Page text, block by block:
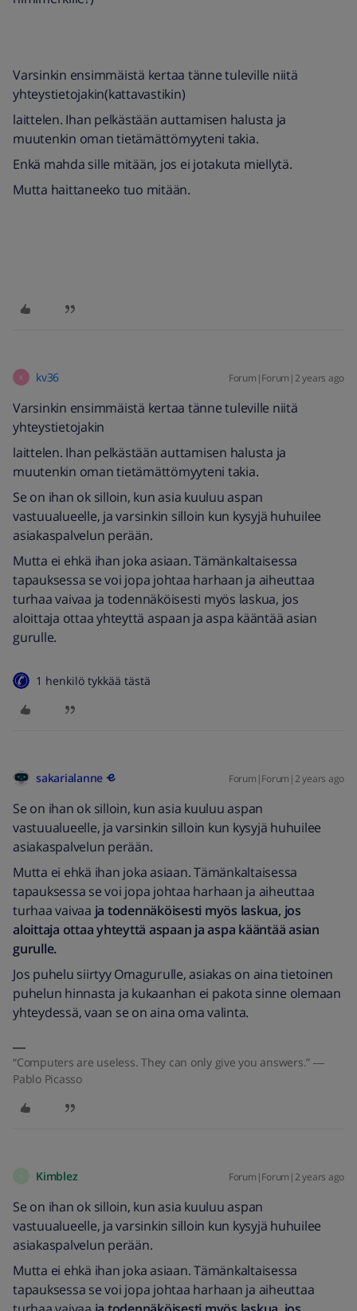
Varsinkin ensimmäistä kertaa tänne tuleville niitä
yhteystietojakin(kattavastikin)
laittelen. Ihan pelkästään auttamisen halusta ja
muutenkin oman tietämättömyyteni takia.
Enkä mahda sille mitään, jos ei jotakuta miellytä.
Mutta haittaneeko tuo mitään.
K kv36 Forum|Forum|2 years ago
Varsinkin ensimmäistä kertaa tänne tuleville niitä
yhteystietojakin
laittelen. Ihan pelkästään auttamisen halusta ja
muutenkin oman tietämättömyyteni takia.
Se on ihan ok silloin, kun asia kuuluu aspan
vastuualueelle, ja varsinkin silloin kun kysyjä huhuilee
asiakaspalvelun perään.
Mutta ei ehkä ihan joka asiaan. Tämänkaltaisessa
tapauksessa se voi jopa johtaa harhaan ja aiheuttaa
turhaa vaivaa ja todennäköisesti myös laskua, jos
aloittaja ottaa yhteyttä aspaan ja aspa kääntää asian
gurulle.
1 henkilö tykkää tästä
sakarialanne Forum|Forum|2 years ago
Se on ihan ok silloin, kun asia kuuluu aspan
vastuualueelle, ja varsinkin silloin kun kysyjä huhuilee
asiakaspalvelun perään.
Mutta ei ehkä ihan joka asiaan. Tämänkaltaisessa
tapauksessa se voi jopa johtaa harhaan ja aiheuttaa
turhaa vaivaa ja todennäköisesti myös laskua, jos
aloittaja ottaa yhteyttä aspaan ja aspa kääntää asian
gurulle.
Jos puhelu siirtyy Omagurulle, asiakas on aina tietoinen
puhelun hinnasta ja kukaanhan ei pakota sinne olemaan
yhteydessä, vaan se on aina oma valinta.
“Computers are useless. They can only give you answers.” ―
Pablo Picasso
Kimblez Forum|Forum|2 years ago
Se on ihan ok silloin, kun asia kuuluu aspan
vastuualueelle, ja varsinkin silloin kun kysyjä huhuilee
asiakaspalvelun perään.
Mutta ei ehkä ihan joka asiaan. Tämänkaltaisessa
tapauksessa se voi jopa johtaa harhaan ja aiheuttaa